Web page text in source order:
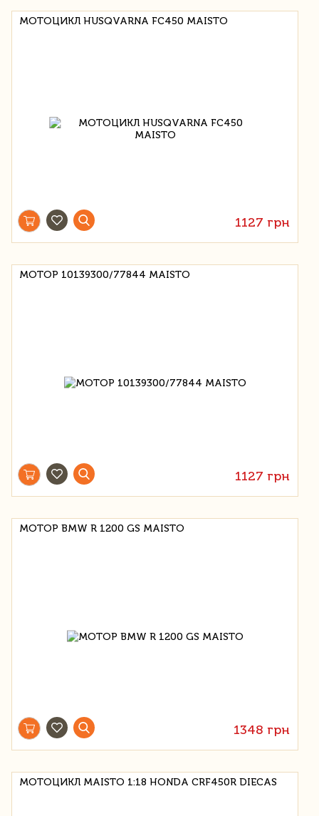
МОТОЦИКЛ HUSQVARNA FC450 MAISTO
1127 грн
МОТОР 10139300/77844 MAISTO
1127 грн
МОТОР BMW R 1200 GS MAISTO
1348 грн
МОТОЦИКЛ MAISTO 1:18 HONDA CRF450R DIECAS